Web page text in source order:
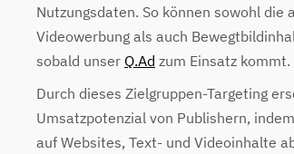
Nutzungsdaten. So können sowohl die
Videowerbung als auch
sobald unser Q.Ad zum Einsatz kommt.
Durch dieses Zielgruppen-Targeting
Umsatzpotenzial von Publishern,
auf Websites, Text- und Videoinhalte